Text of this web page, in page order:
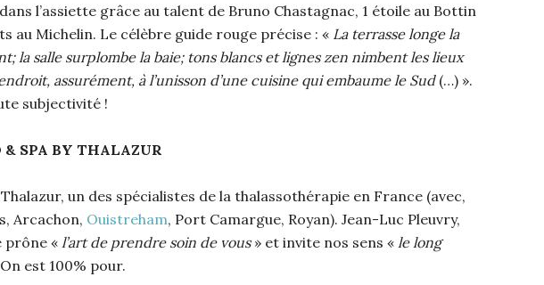
l’assiette grâce au talent de Bruno Chastagnac, 1 étoile au Bottin
au Michelin. Le célèbre guide rouge précise : « La terrasse longe la
la salle surplombe la baie; tons blancs et lignes zen nimbent les lieux
assurément, à l’unisson d’une cuisine qui embaume le Sud(…) ».
subjectivité !
& SPA BY THALAZUR
un des spécialistes de la thalassothérapie en France (avec,
Arcachon, Ouistreham, Port Camargue, Royan). Jean-Luc Pleuvry,
« l’art de prendre soin de vous» et invite nos sens « le long
est 100% pour.